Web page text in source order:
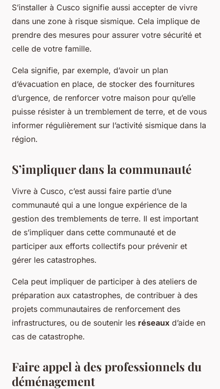
S’installer à Cusco signifie aussi accepter de vivre
dans une zone à risque sismique. Cela implique de
prendre des mesures pour assurer votre sécurité et
celle de votre famille.
Cela signifie, par exemple, d’avoir un plan
d’évacuation en place, de stocker des fournitures
d’urgence, de renforcer votre maison pour qu’elle
puisse résister à un tremblement de terre, et de vous
informer régulièrement sur l’activité sismique dans la
région.
S’impliquer dans la communauté
Vivre à Cusco, c’est aussi faire partie d’une
communauté qui a une longue expérience de la
gestion des tremblements de terre. Il est important
de s’impliquer dans cette communauté et de
participer aux efforts collectifs pour prévenir et
gérer les catastrophes.
Cela peut impliquer de participer à des ateliers de
préparation aux catastrophes, de contribuer à des
projets communautaires de renforcement des
infrastructures, ou de soutenir les réseaux d’aide en
cas de catastrophe.
Faire appel à des professionnels du
déménagement